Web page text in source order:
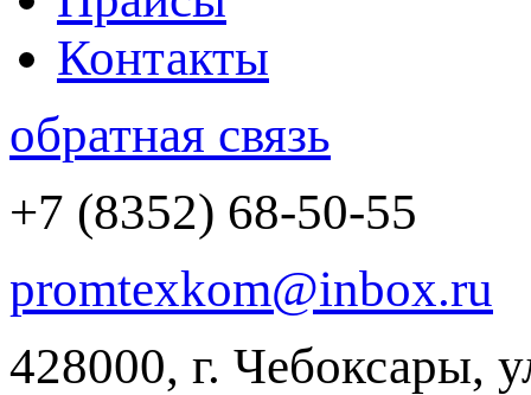
Контакты
обратная связь
+7 (8352) 68-50-55
promtexkom@inbox.ru
428000, г. Чебоксары,